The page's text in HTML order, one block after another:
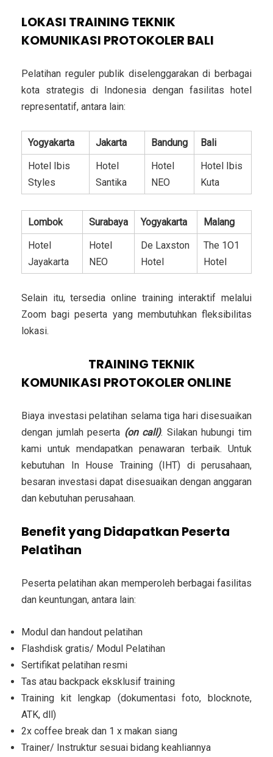
LOKASI TRAINING TEKNIK
KOMUNIKASI PROTOKOLER BALI
Pelatihan reguler publik diselenggarakan di berbagai
kota strategis di Indonesia dengan fasilitas hotel
representatif, antara lain:
Yogyakarta Jakarta Bandung
Bali
Hotel Ibis
Styles
Hotel
Santika
Hotel
NEO
Hotel Ibis
Kuta
Lombok Surabaya Yogyakarta
Malang
Hotel
Jayakarta
Hotel
NEO
De Laxston
Hotel
The 1O1
Hotel
Selain itu, tersedia online training interaktif melalui
Zoom bagi peserta yang membutuhkan fleksibilitas
lokasi.
TRAINING TEKNIK
KOMUNIKASI PROTOKOLER ONLINE
Biaya investasi pelatihan selama tiga hari disesuaikan
dengan jumlah peserta (on call). Silakan hubungi tim
kami untuk mendapatkan penawaran terbaik. Untuk
kebutuhan In House Training (IHT) di perusahaan,
besaran investasi dapat disesuaikan dengan anggaran
dan kebutuhan perusahaan.
Benefit yang Didapatkan Peserta
Pelatihan
Peserta pelatihan akan memperoleh berbagai fasilitas
dan keuntungan, antara lain:
Modul dan handout pelatihan
Flashdisk gratis/ Modul Pelatihan
Sertifikat pelatihan resmi
Tas atau backpack eksklusif training
Training kit lengkap (dokumentasi foto, blocknote,
ATK, dll)
2x coffee break dan 1 x makan siang
Trainer/ Instruktur sesuai bidang keahliannya